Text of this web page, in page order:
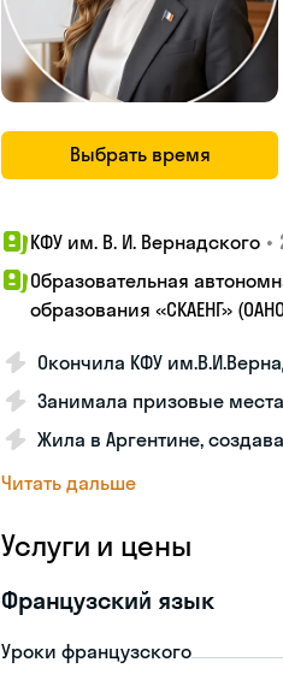
Выбрать время
КФУ им. В. И. Вернадского •
Образовательная
образования «СКАЕНГ»
Окончила КФУ
Занимала призовые
Жила в Аргентине,
Читать дальше
Услуги и цены
Французский язык
Уроки французского